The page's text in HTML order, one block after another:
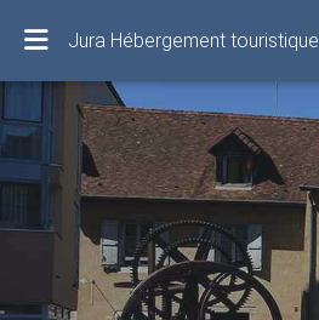
Jura Hébergement touristique